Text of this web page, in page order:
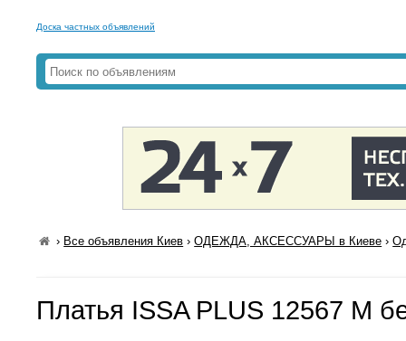
Доска частных объявлений
› Все объявления Киев ›ОДЕЖДА, АКСЕССУАРЫ в Киеве ›
Платья ISSA PLUS 12567 M